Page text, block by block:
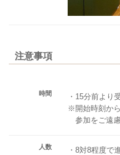
注意事項
時間
・15分前より
※開始時刻か
参加をご遠慮
人数
・8対8程度で